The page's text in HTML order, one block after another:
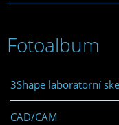
Fotoalbum
3Shape laboratorní
CAD/CAM